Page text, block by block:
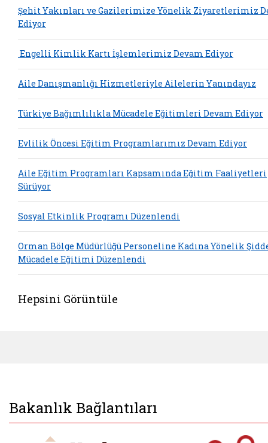
Şehit Yakınları ve Gazilerimize Yönelik Ziyaretlerimiz
Ediyor
Engelli Kimlik Kartı İşlemlerimiz Devam Ediyor
Aile Danışmanlığı Hizmetleriyle Ailelerin Yanındayız
Türkiye Bağımlılıkla Mücadele Eğitimleri Devam Ediyor
Evlilik Öncesi Eğitim Programlarımız Devam Ediyor
Aile Eğitim Programları Kapsamında Eğitim Faaliyetleri
Sürüyor
Sosyal Etkinlik Programı Düzenlendi
Orman Bölge Müdürlüğü Personeline Kadına Yönelik
Mücadele Eğitimi Düzenlendi
Hepsini Görüntüle
Bakanlık Bağlantıları